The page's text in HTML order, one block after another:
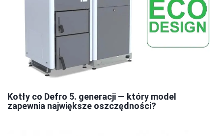
Kotły co Defro 5. generacji — który model
zapewnia największe oszczędności?